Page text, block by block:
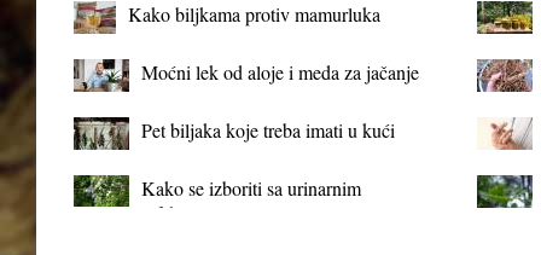
Kako biljkama protiv mamurluka
Moćni lek od aloje i meda za jačanje
Pet biljaka koje treba imati u kući
Kako se izboriti sa urinarnim
infekcijama?